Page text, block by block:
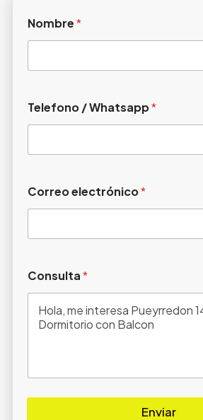
Nombre*
Telefono / Whatsapp*
Correo electrónico*
Consulta*
Enviar